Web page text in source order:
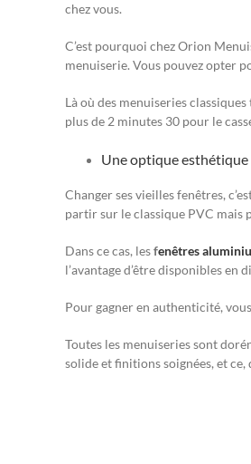
chez vous.
C’est pourquoi chez Orion
menuiserie. Vous pouvez opter
Là où des menuiseries
plus de 2 minutes 30 pour le
Une optique esthétique
Changer ses vieilles fenêtres,
partir sur le classique PVC mais
Dans ce cas, lesfenêtres
l’avantage d’être disponibles
Pour gagner en authenticité,
Toutes les menuiseries sont
solide et finitions soignées, et